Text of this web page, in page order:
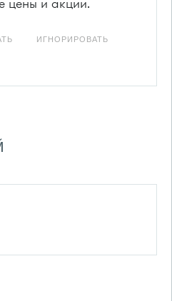
цены и акции.
ИГНОРИРОВАТЬ